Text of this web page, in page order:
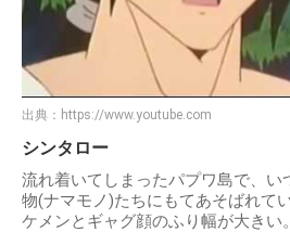
出典： https://www.youtube.com
シンタロー
流れ着いてしまったパプワ島で、い
物(ナマモノ)たちにもてあそばれて
ケメンとギャグ顔のふり幅が大きい。